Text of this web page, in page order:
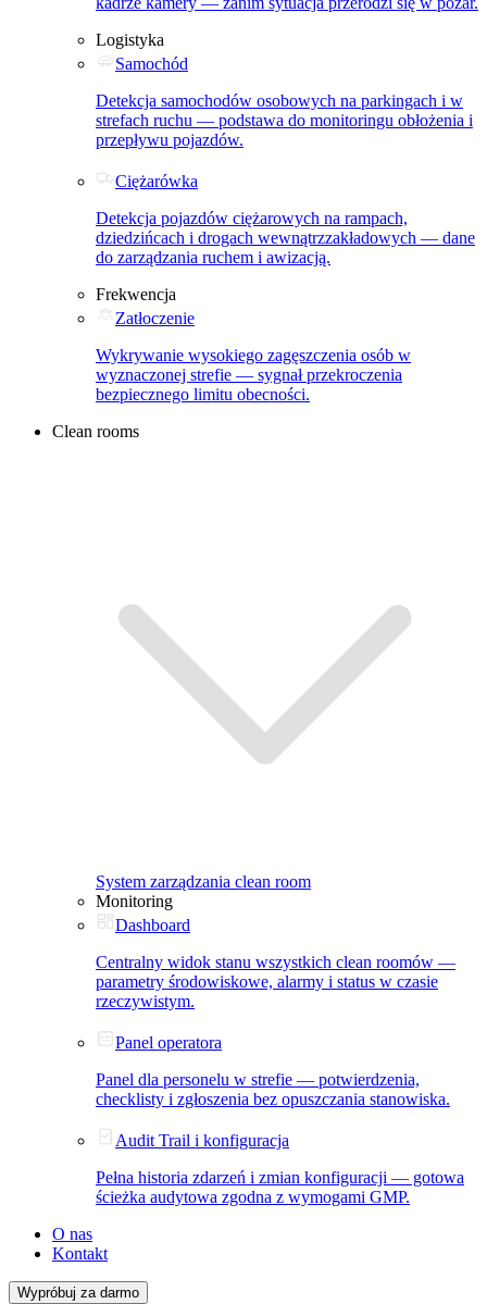
Logistyka
Samochód
Detekcja samochodów osobowych na parkingach i w
strefach ruchu — podstawa do monitoringu obłożenia i
przepływu pojazdów.
Ciężarówka
Detekcja pojazdów ciężarowych na rampach,
dziedzińcach i drogach wewnątrzzakładowych — dane
do zarządzania ruchem i awizacją.
Frekwencja
Zatłoczenie
Wykrywanie wysokiego zagęszczenia osób w
wyznaczonej strefie — sygnał przekroczenia
bezpiecznego limitu obecności.
Clean rooms
System zarządzania clean room
Monitoring
Dashboard
Centralny widok stanu wszystkich clean roomów —
parametry środowiskowe, alarmy i status w czasie
rzeczywistym.
Panel operatora
Panel dla personelu w strefie — potwierdzenia,
checklisty i zgłoszenia bez opuszczania stanowiska.
Audit Trail i konfiguracja
Pełna historia zdarzeń i zmian konfiguracji — gotowa
ścieżka audytowa zgodna z wymogami GMP.
O nas
Kontakt
Wypróbuj za darmo